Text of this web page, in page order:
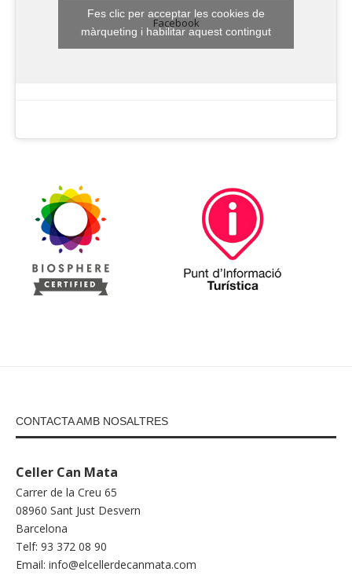
Facebook
Fes clic per acceptar les cookies de
màrqueting i habilitar aquest contingut
CONTACTA AMB NOSALTRES
Celler Can Mata
Carrer de la Creu 65
08960 Sant Just Desvern
Barcelona
Telf: 93 372 08 90
Email: info@elcellerdecanmata.com